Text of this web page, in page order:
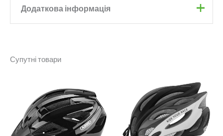
Додаткова інформація
Колір
Супутні товари